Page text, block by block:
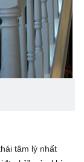
tâm lý nhất